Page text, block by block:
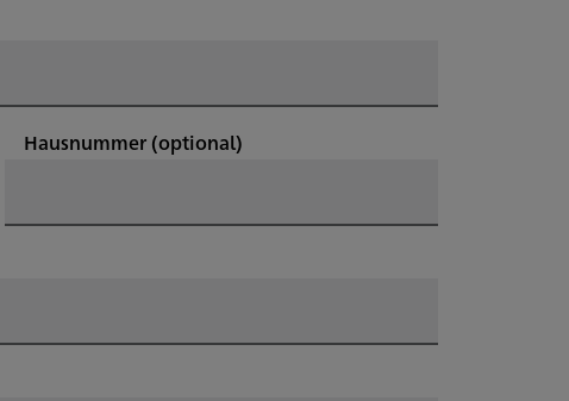
Hausnummer (optional)